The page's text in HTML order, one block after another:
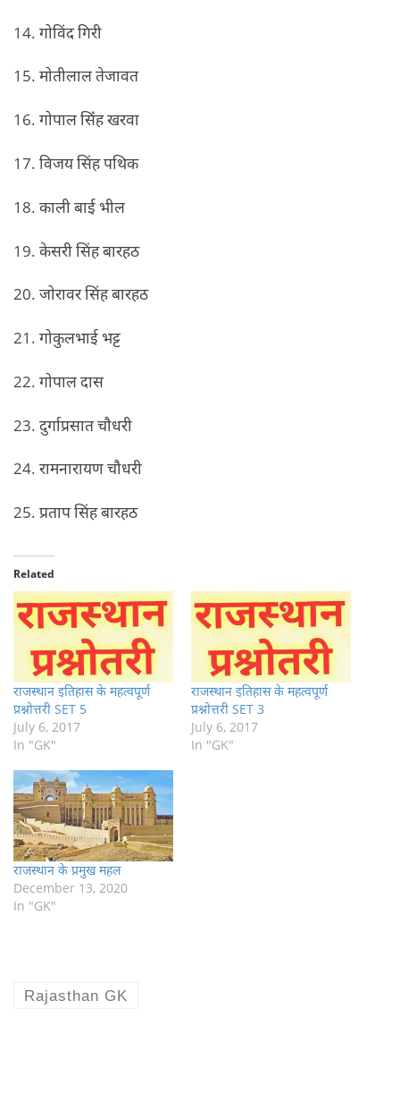
14. गोविंद गिरी
15. मोतीलाल तेजावत
16. गोपाल सिंंह खरवा
17. विजय सिंह पथिक
18. काली बाई भील
19. केसरी सिंह बारहठ
20. जोरावर सिंह बारहठ
21. गोकुलभाई भट्ट
22. गोपाल दास
23. दुर्गाप्रसात चौधरी
24. रामनारायण चौधरी
25. प्रताप सिंह बारहठ
Related
राजस्थान इतिहास के महत्वपूर्ण
प्रश्नोत्तरी SET 5
July 6, 2017
In "GK"
राजस्थान इतिहास के महत्वपूर्ण
प्रश्नोत्तरी SET 3
July 6, 2017
In "GK"
राजस्थान के प्रमुख महल
December 13, 2020
In "GK"
Rajasthan GK